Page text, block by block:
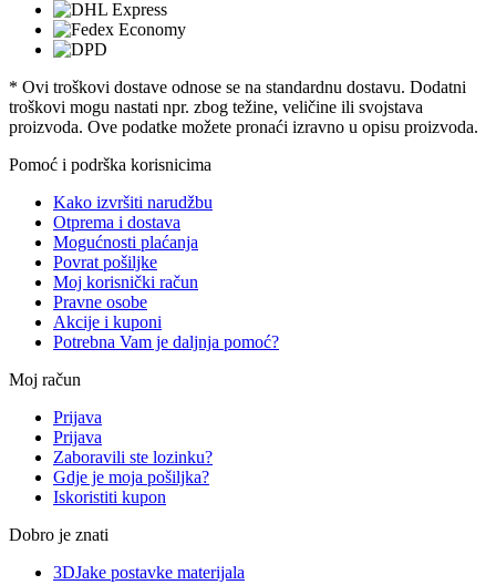
* Ovi troškovi dostave odnose se na standardnu ​​dostavu. Dodatni
troškovi mogu nastati npr. zbog težine, veličine ili svojstava
proizvoda. Ove podatke možete pronaći izravno u opisu proizvoda.
Pomoć i podrška korisnicima
Kako izvršiti narudžbu
Otprema i dostava
Mogućnosti plaćanja
Povrat pošiljke
Moj korisnički račun
Pravne osobe
Akcije i kuponi
Potrebna Vam je daljnja pomoć?
Moj račun
Prijava
Prijava
Zaboravili ste lozinku?
Gdje je moja pošiljka?
Iskoristiti kupon
Dobro je znati
3DJake postavke materijala